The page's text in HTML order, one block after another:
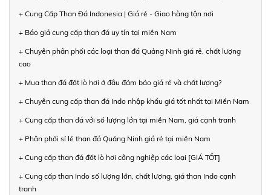
+ Cung Cấp Than Đá Indonesia | Giá rẻ - Giao hàng tận nơi
+ Báo giá cung cấp than đá uy tín tại miền Nam
+ Chuyên phân phối các loại than đá Quảng Ninh giá rẻ, chất lượng
cao
+ Mua than đá đốt lò hơi ở đâu đảm bảo giá rẻ và chất lượng?
+ Chuyên cung cấp than đá Indo nhập khẩu giá tốt nhất tại Miền Nam
+ Cung cấp than đá với số lượng lớn tại miền Nam, giá cạnh tranh
+ Phân phối sỉ lẻ than đá Quảng Ninh giá rẻ tại miền Nam
+ Cung cấp than đá đốt lò hơi công nghiệp các loại [GIÁ TỐT]
+ Cung cấp than Indo số lượng lớn, chất lượng, giá than Indo cạnh
tranh